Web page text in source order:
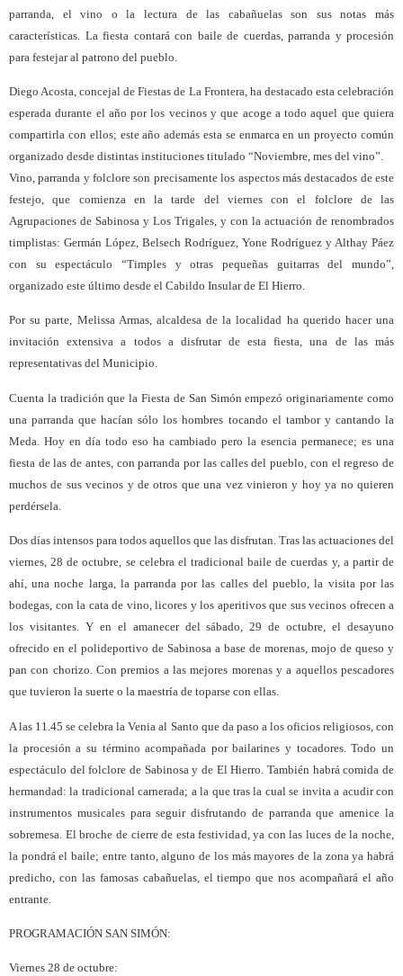
parranda, el vino o la lectura de las cabañuelas son sus notas más
características. La fiesta contará con baile de cuerdas, parranda y procesión
para festejar al patrono del pueblo.
Diego Acosta, concejal de Fiestas de La Frontera, ha destacado esta celebración
esperada durante el año por los vecinos y que acoge a todo aquel que quiera
compartirla con ellos; este año además esta se enmarca en un proyecto común
organizado desde distintas instituciones titulado “Noviembre, mes del vino”.
Vino, parranda y folclore son precisamente los aspectos más destacados de este
festejo, que comienza en la tarde del viernes con el folclore de las
Agrupaciones de Sabinosa y Los Trigales, y con la actuación de renombrados
timplistas: Germán López, Belsech Rodríguez, Yone Rodríguez y Althay Páez
con su espectáculo “Timples y otras pequeñas guitarras del mundo”,
organizado este último desde el Cabildo Insular de El Hierro.
Por su parte, Melissa Armas, alcaldesa de la localidad ha querido hacer una
invitación extensiva a todos a disfrutar de esta fiesta, una de las más
representativas del Municipio.
Cuenta la tradición que la Fiesta de San Simón empezó originariamente como
una parranda que hacían sólo los hombres tocando el tambor y cantando la
Meda. Hoy en día todo eso ha cambiado pero la esencia permanece; es una
fiesta de las de antes, con parranda por las calles del pueblo, con el regreso de
muchos de sus vecinos y de otros que una vez vinieron y hoy ya no quieren
perdérsela.
Dos días intensos para todos aquellos que las disfrutan. Tras las actuaciones del
viernes, 28 de octubre, se celebra el tradicional baile de cuerdas y, a partir de
ahí, una noche larga, la parranda por las calles del pueblo, la visita por las
bodegas, con la cata de vino, licores y los aperitivos que sus vecinos ofrecen a
los visitantes. Y en el amanecer del sábado, 29 de octubre, el desayuno
ofrecido en el polideportivo de Sabinosa a base de morenas, mojo de queso y
pan con chorizo. Con premios a las mejores morenas y a aquellos pescadores
que tuvieron la suerte o la maestría de toparse con ellas.
A las 11.45 se celebra la Venia al Santo que da paso a los oficios religiosos, con
la procesión a su término acompañada por bailarines y tocadores. Todo un
espectáculo del folclore de Sabinosa y de El Hierro. También habrá comida de
hermandad: la tradicional carnerada; a la que tras la cual se invita a acudir con
instrumentos musicales para seguir disfrutando de parranda que amenice la
sobremesa. El broche de cierre de esta festividad, ya con las luces de la noche,
la pondrá el baile; entre tanto, alguno de los más mayores de la zona ya habrá
predicho, con las famosas cabañuelas, el tiempo que nos acompañará el año
entrante.
PROGRAMACIÓN SAN SIMÓN:
Viernes 28 de octubre: